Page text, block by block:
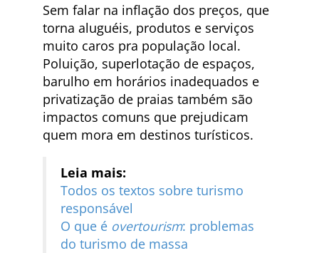
Sem falar na inflação dos preços, que
torna aluguéis, produtos e serviços
muito caros pra população local.
Poluição, superlotação de espaços,
barulho em horários inadequados e
privatização de praias também são
impactos comuns que prejudicam
quem mora em destinos turísticos.
Leia mais:
Todos os textos sobre turismo
responsável
O que é overtourism: problemas
do turismo de massa